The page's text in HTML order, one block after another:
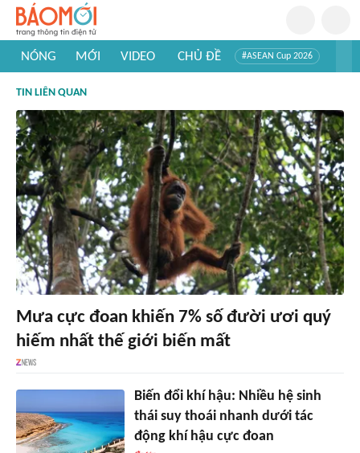
NÓNG MỚI VIDEO CHỦ ĐỀ #ASEAN Cup 2026
#Khám phá thế giới
TIN LIÊN QUAN
Mưa cực đoan khiến 7% số đười ươi quý
hiếm nhất thế giới biến mất
Biến đổi khí hậu: Nhiều hệ sinh
thái suy thoái nhanh dưới tác
động khí hậu cực đoan